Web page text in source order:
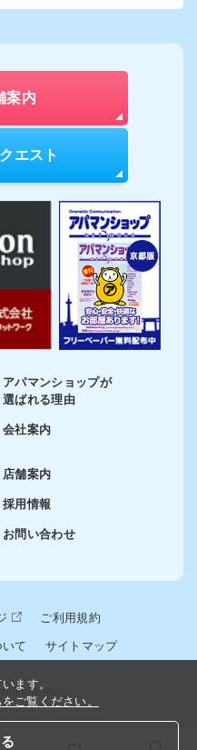
案内
エスト
アパマンショップが
選ばれる理由
会社案内
店舗案内
採用情報
お問い合わせ
ご利用規約
て サイトマップ
Inc.
ます。
ご覧ください。